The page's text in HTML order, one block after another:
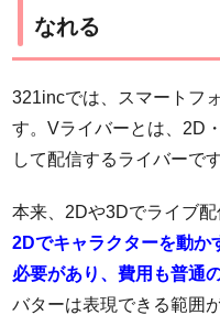
なれる
321incでは、スマートフ
す。Vライバーとは、2D
して配信するライバーです
本来、2Dや3Dでライブ配
2Dでキャラクターを動か
必要があり、費用も普通
バターは表現できる範囲